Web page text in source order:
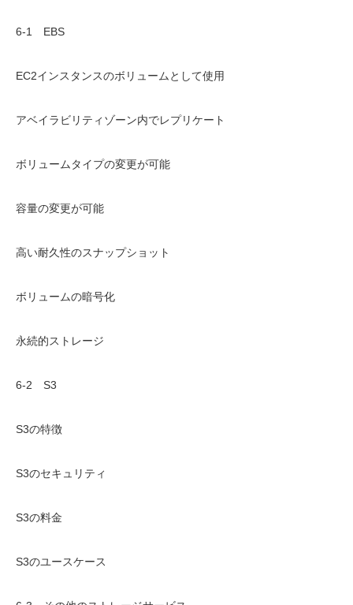
6-1 EBS
EC2インスタンスのボリュームとして使用
アベイラビリティゾーン内でレプリケート
ボリュームタイプの変更が可能
容量の変更が可能
高い耐久性のスナップショット
ボリュームの暗号化
永続的ストレージ
6-2 S3
S3の特徴
S3のセキュリティ
S3の料金
S3のユースケース